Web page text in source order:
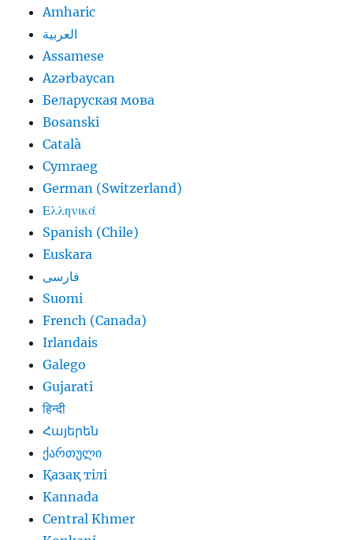
Amharic
العربية
Assamese
Azərbaycan
Беларуская мова
Bosanski
Català
Cymraeg
German (Switzerland)
Ελληνικά
Spanish (Chile)
Euskara
فارسی
Suomi
French (Canada)
Irlandais
Galego
Gujarati
हिन्दी
Հայերեն
ქართული
Қазақ тілі
Kannada
Central Khmer